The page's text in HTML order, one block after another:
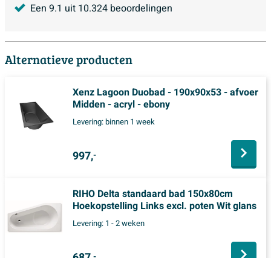
Een 9.1 uit 10.324 beoordelingen
Alternatieve producten
Xenz Lagoon Duobad - 190x90x53 - afvoer
Midden - acryl - ebony
Levering:binnen 1 week
997,-
RIHO Delta standaard bad 150x80cm
Hoekopstelling Links excl. poten Wit glans
Levering: 1 - 2 weken